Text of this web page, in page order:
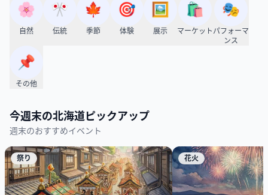
🌸
自然
🎌
伝統
🍁
季節
🎯
体験
🖼️
展示
🛍️
マーケット
🎭
パフォーマ
ンス
📌
その他
今週末の北海道 ピックアップ
週末のおすすめイベント
祭り 花火